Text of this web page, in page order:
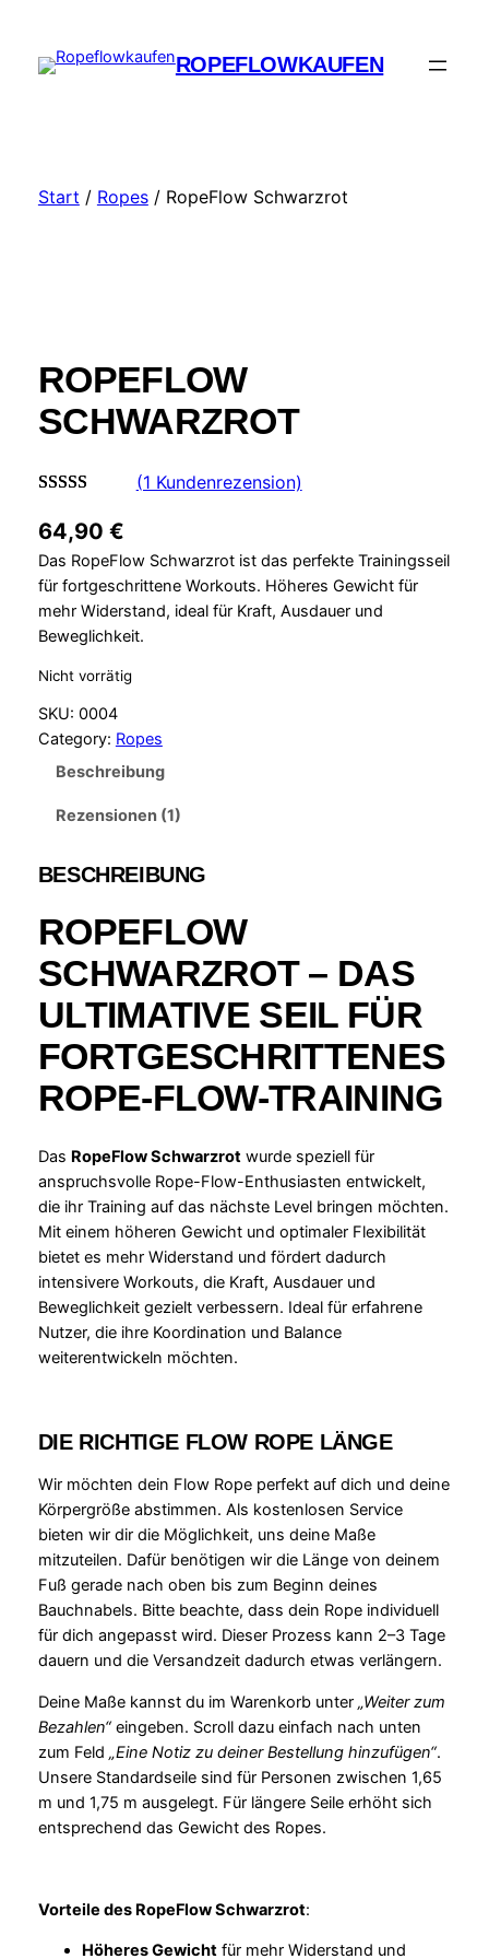
springen
ROPEFLOWKAUFEN
Start / Ropes/ RopeFlow Schwarzrot
ROPEFLOW
SCHWARZROT
5.00von 5,
basierend auf
Kundenbew
ertung
(1 Kundenrezension)
64,90 €
Das RopeFlow Schwarzrot ist das perfekte Trainingsseil
für fortgeschrittene Workouts. Höheres Gewicht für
mehr Widerstand, ideal für Kraft, Ausdauer und
Beweglichkeit.
Nicht vorrätig
SKU: 0004
Category: Ropes
Beschreibung
Rezensionen (1)
BESCHREIBUNG
ROPEFLOW
SCHWARZROT – DAS
ULTIMATIVE SEIL FÜR
FORTGESCHRITTENES
ROPE-FLOW-TRAINING
Das RopeFlow Schwarzrotwurde speziell für
anspruchsvolle Rope-Flow-Enthusiasten entwickelt,
die ihr Training auf das nächste Level bringen möchten.
Mit einem höheren Gewicht und optimaler Flexibilität
bietet es mehr Widerstand und fördert dadurch
intensivere Workouts, die Kraft, Ausdauer und
Beweglichkeit gezielt verbessern. Ideal für erfahrene
Nutzer, die ihre Koordination und Balance
weiterentwickeln möchten.
DIE RICHTIGE FLOW ROPE LÄNGE
Wir möchten dein Flow Rope perfekt auf dich und deine
Körpergröße abstimmen. Als kostenlosen Service
bieten wir dir die Möglichkeit, uns deine Maße
mitzuteilen. Dafür benötigen wir die Länge von deinem
Fuß gerade nach oben bis zum Beginn deines
Bauchnabels. Bitte beachte, dass dein Rope individuell
für dich angepasst wird. Dieser Prozess kann 2–3 Tage
dauern und die Versandzeit dadurch etwas verlängern.
Deine Maße kannst du im Warenkorb unter „Weiter zum
Bezahlen“eingeben. Scroll dazu einfach nach unten
zum Feld „Eine Notiz zu deiner Bestellung hinzufügen“.
Unsere Standardseile sind für Personen zwischen 1,65
m und 1,75 m ausgelegt. Für längere Seile erhöht sich
entsprechend das Gewicht des Ropes.
Vorteile des RopeFlow Schwarzrot:
Höheres Gewichtfür mehr Widerstand und